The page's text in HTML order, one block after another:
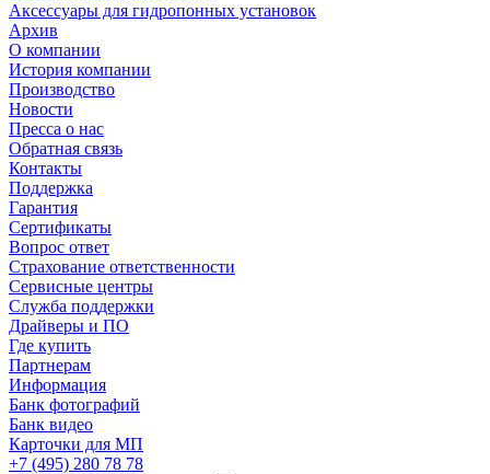
Аксессуары для гидропонных установок
Архив
О компании
История компании
Производство
Новости
Пресса о нас
Обратная связь
Контакты
Поддержка
Гарантия
Сертификаты
Вопрос ответ
Страхование ответственности
Сервисные центры
Служба поддержки
Драйверы и ПО
Где купить
Партнерам
Информация
Банк фотографий
Банк видео
Карточки для МП
+7 (495) 280 78 78